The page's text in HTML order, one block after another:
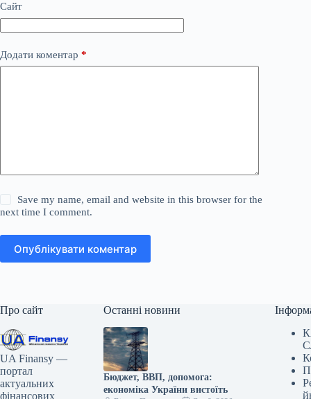
Сайт
Додати коментар *
Save my name, email and website in this browser for the
next time I comment.
Опублікувати коментар
Про сайт
UA Finansy —
портал
актуальних
фінансових
Останні новини
Бюджет, ВВП, допомога:
економіка України вистоїть